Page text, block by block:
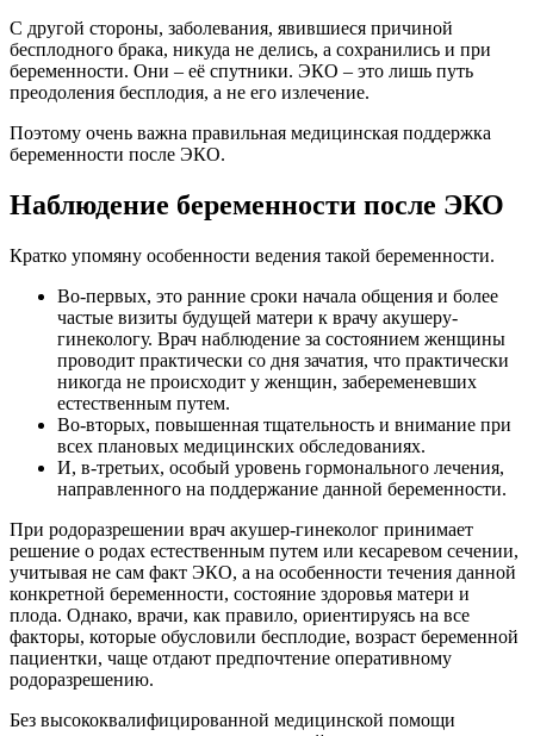
С другой стороны, заболевания, явившиеся причиной
бесплодного брака, никуда не делись, а сохранились и при
беременности. Они – её спутники. ЭКО – это лишь путь
преодоления бесплодия, а не его излечение.
Поэтому очень важна правильная медицинская поддержка
беременности после ЭКО.
Наблюдение беременности после ЭКО
Кратко упомяну особенности ведения такой беременности.
Во-первых, это ранние сроки начала общения и более
частые визиты будущей матери к врачу акушеру-
гинекологу. Врач наблюдение за состоянием женщины
проводит практически со дня зачатия, что практически
никогда не происходит у женщин, забеременевших
естественным путем.
Во-вторых, повышенная тщательность и внимание при
всех плановых медицинских обследованиях.
И, в-третьих, особый уровень гормонального лечения,
направленного на поддержание данной беременности.
При родоразрешении врач акушер-гинеколог принимает
решение о родах естественным путем или кесаревом сечении,
учитывая не сам факт ЭКО, а на особенности течения данной
конкретной беременности, состояние здоровья матери и
плода. Однако, врачи, как правило, ориентируясь на все
факторы, которые обусловили бесплодие, возраст беременной
пациентки, чаще отдают предпочтение оперативному
родоразрешению.
Без высококвалифицированной медицинской помощи